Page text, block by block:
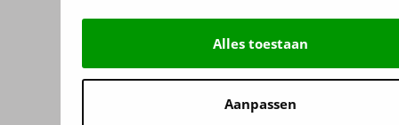
Alles toestaan
Aanpassen